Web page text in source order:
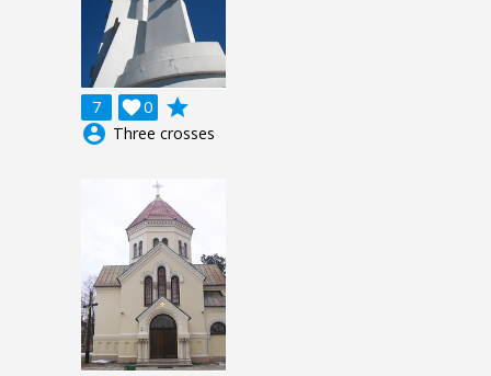
7 0

grade
account_circle Three crosses